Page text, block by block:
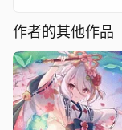
作者的其他作品